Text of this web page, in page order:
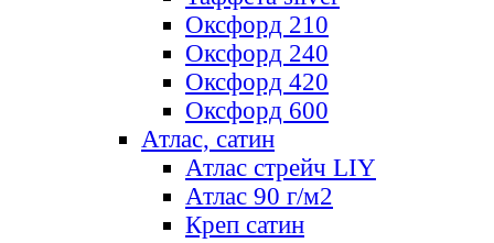
Оксфорд 210
Оксфорд 240
Оксфорд 420
Оксфорд 600
Атлас, сатин
Атлас стрейч LIY
Атлас 90 г/м2
Креп сатин